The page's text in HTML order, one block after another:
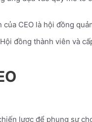
CEO là hội đồng
đồng thành viên và
lược để phụng sự